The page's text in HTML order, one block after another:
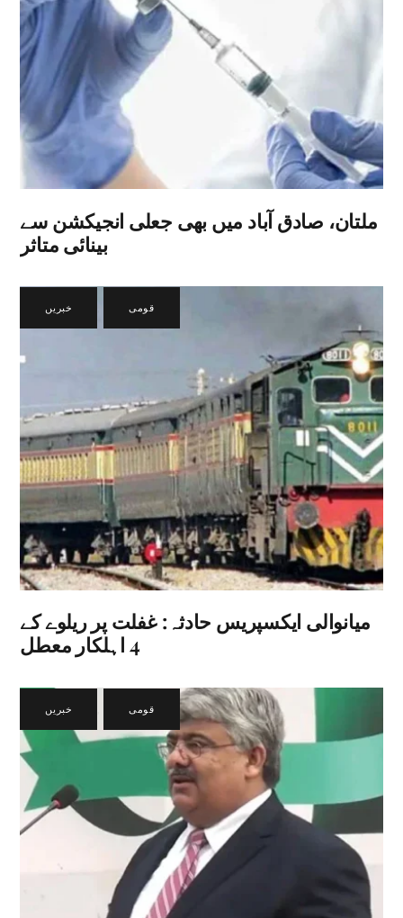
ملتان، صادق آباد میں بھی جعلی انجیکشن سے
بینائی متاثر
خبریں قومی
میانوالی ایکسپریس حادثہ: غفلت پر ریلوے کے
4 اہلکار معطل
خبریں قومی